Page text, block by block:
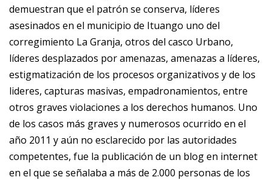
demuestran que el patrón se conserva, líderes
asesinados en el municipio de Ituango uno del
corregimiento La Granja, otros del casco Urbano,
líderes desplazados por amenazas, amenazas a líderes,
estigmatización de los procesos organizativos y de los
lideres, capturas masivas, empadronamientos, entre
otros graves violaciones a los derechos humanos. Uno
de los casos más graves y numerosos ocurrido en el
año 2011 y aún no esclarecido por las autoridades
competentes, fue la publicación de un blog en internet
en el que se señalaba a más de 2.000 personas de los